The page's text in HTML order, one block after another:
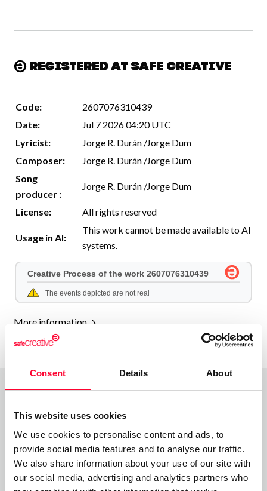
Consent Details About
This website uses cookies
We use cookies to personalise content and ads, to
provide social media features and to analyse our traffic.
We also share information about your use of our site with
our social media, advertising and analytics partners who
Registered at Safe Creative
Code:
2607076310439
Date:
Jul 7 2026 04:20 UTC
Lyricist:
Jorge R. Durán /Jorge Dum
Composer:
Jorge R. Durán /Jorge Dum
Song
producer :
Jorge R. Durán /Jorge Dum
License: All rights reserved
Usage in AI:
This work cannot be made available to AI
systems.
More information
Comments